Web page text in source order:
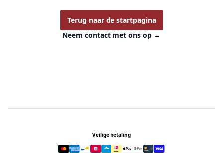
Terug naar de startpagina
Neem contact met ons op →
Veilige betaling